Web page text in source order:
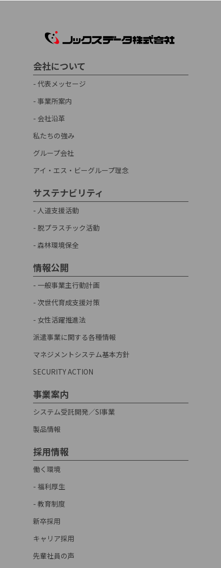
会社について
- 代表メッセージ
- 事業所案内
- 会社沿革
私たちの強み
グループ会社
アイ・エス・ビーグループ理念
サステナビリティ
- 人道支援活動
- 脱プラスチック活動
- 森林環境保全
情報公開
- 一般事業主行動計画
- 次世代育成支援対策
- 女性活躍推進法
派遣事業に関する各種情報
マネジメントシステム基本方針
SECURITY ACTION
事業案内
システム受託開発／SI事業
製品情報
採用情報
働く環境
- 福利厚生
- 教育制度
新卒採用
キャリア採用
先輩社員の声